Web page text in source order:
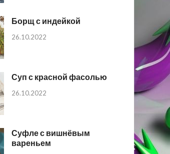
Борщ с индейкой
26.10.2022
Суп с красной фасолью
26.10.2022
Суфле с вишнёвым
вареньем